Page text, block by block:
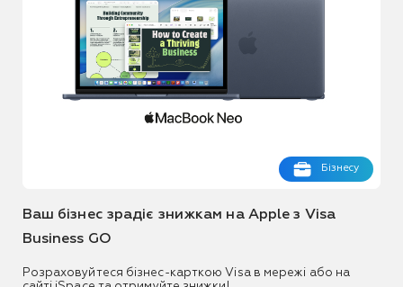
Бізнесу
Ваш бізнес зрадіє знижкам на Apple з Visa
Business GO
Розраховуйтеся бізнес-карткою Visa в мережі або на